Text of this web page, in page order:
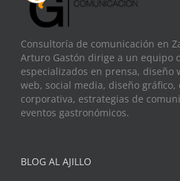
Consultoría de comunicación en
Arturo Gastón dirige a un equipo
especializados en prensa, diseño
web, social media, diseño gráfico,
corporativa, estrategias de
eventos gastronómicos.
BLOG AL AJILLO